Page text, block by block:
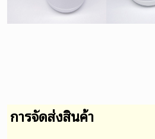
การจัดส่งสินค้า